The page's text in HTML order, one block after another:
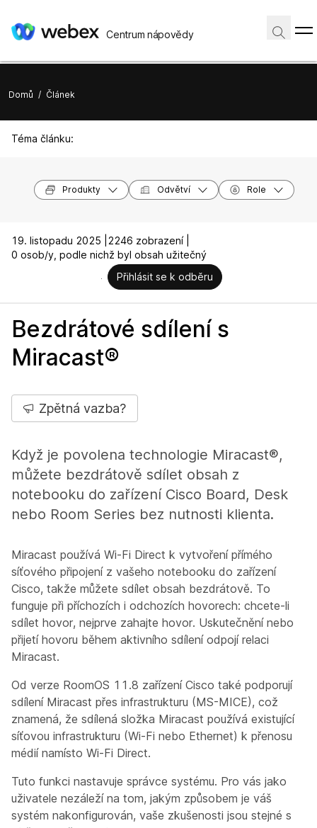
Centrum nápovědy
Domů / Článek
Téma článku:
Produkty Odvětví Role
19. listopadu 2025 |
2246 zobrazení |
0 osob/y, podle nichž byl obsah užitečný
Přihlásit se k odběru
Bezdrátové sdílení s
Miracast®
Zpětná vazba?
Když je povolena technologie Miracast®,
můžete bezdrátově sdílet obsah z
notebooku do zařízení Cisco Board, Desk
nebo Room Series bez nutnosti klienta.
Miracast používá Wi-Fi Direct k vytvoření přímého
síťového připojení z vašeho notebooku do zařízení
Cisco, takže můžete sdílet obsah bezdrátově. To
funguje při příchozích i odchozích hovorech: chcete-li
sdílet hovor, nejprve zahajte hovor. Uskutečnění nebo
přijetí hovoru během aktivního sdílení odpojí relaci
Miracast.
Od verze RoomOS 11.8 zařízení Cisco také podporují
sdílení Miracast přes infrastrukturu (MS-MICE), což
znamená, že sdílená složka Miracast používá existující
síťovou infrastrukturu (Wi-Fi nebo Ethernet) k přenosu
médií namísto Wi-Fi Direct.
Tuto funkci nastavuje správce systému. Pro vás jako
uživatele nezáleží na tom, jakým způsobem je váš
systém nakonfigurován, vaše zkušenosti jsou stejné s